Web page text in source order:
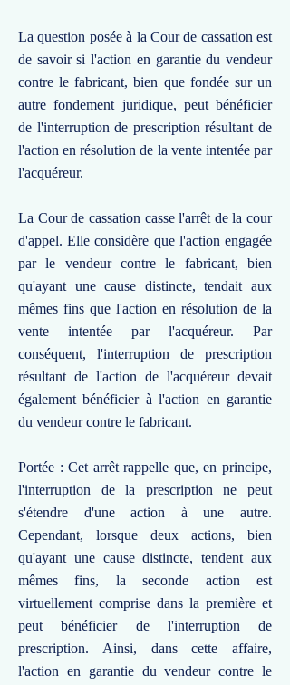
La question posée à la Cour de cassation est
de savoir si l'action en garantie du vendeur
contre le fabricant, bien que fondée sur un
autre fondement juridique, peut bénéficier
de l'interruption de prescription résultant de
l'action en résolution de la vente intentée par
l'acquéreur.
La Cour de cassation casse l'arrêt de la cour
d'appel. Elle considère que l'action engagée
par le vendeur contre le fabricant, bien
qu'ayant une cause distincte, tendait aux
mêmes fins que l'action en résolution de la
vente intentée par l'acquéreur. Par
conséquent, l'interruption de prescription
résultant de l'action de l'acquéreur devait
également bénéficier à l'action en garantie
du vendeur contre le fabricant.
Portée : Cet arrêt rappelle que, en principe,
l'interruption de la prescription ne peut
s'étendre d'une action à une autre.
Cependant, lorsque deux actions, bien
qu'ayant une cause distincte, tendent aux
mêmes fins, la seconde action est
virtuellement comprise dans la première et
peut bénéficier de l'interruption de
prescription. Ainsi, dans cette affaire,
l'action en garantie du vendeur contre le